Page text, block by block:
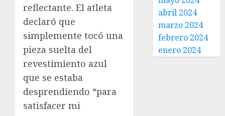
reflectante. El atleta
declaró que
simplemente tocó una
pieza suelta del
revestimiento azul
que se estaba
desprendiendo “para
satisfacer mi
abril 2024
marzo 2024
febrero 2024
enero 2024